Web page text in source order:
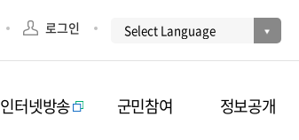
로그인
인터넷방송 군민참여 정보공개